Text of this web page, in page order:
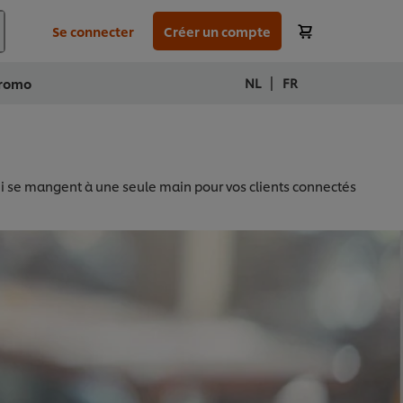
Se connecter Créer un compte
NL | FR
se mangent à une seule main pour vos clients connectés